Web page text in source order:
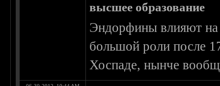
высшее образование
Эндорфины влияют на
большой роли после
Хоспаде, нынче